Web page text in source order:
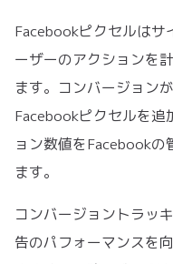
Facebookピクセルはサ
ーザーのアクションを
ます。コンバージョン
Facebookピクセルを追
ョン数値をFacebook
ます。
コンバージョントラッ
告のパフォーマンスを